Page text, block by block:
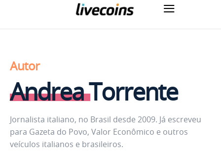
Autor
Andrea Torrente
Jornalista italiano, no Brasil desde 2009. Já escreveu
para Gazeta do Povo, Valor Econômico e outros
veículos italianos e brasileiros.